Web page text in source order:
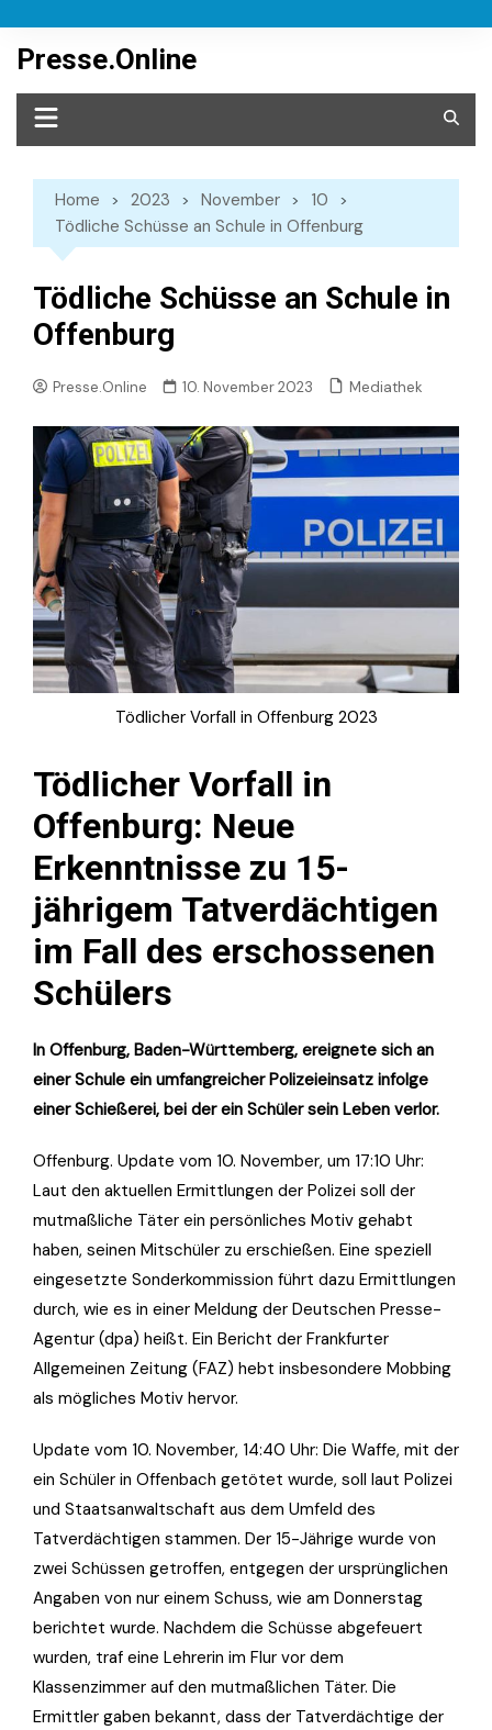
content
Presse.Online
Home 2023 November
10
Tödliche Schüsse an Schule in Offenburg
Tödliche Schüsse an Schule in
Offenburg
Presse.Online 10. November 2023 Mediathek
Tödlicher Vorfall in Offenburg 2023
Tödlicher Vorfall in
Offenburg: Neue
Erkenntnisse zu 15-
jährigem Tatverdächtigen
im Fall des erschossenen
Schülers
In Offenburg, Baden-Württemberg, ereignete sich an
einer Schule ein umfangreicher Polizeieinsatz infolge
einer Schießerei, bei der ein Schüler sein Leben verlor.
Offenburg. Update vom 10. November, um 17:10 Uhr:
Laut den aktuellen Ermittlungen der Polizei soll der
mutmaßliche Täter ein persönliches Motiv gehabt
haben, seinen Mitschüler zu erschießen. Eine speziell
eingesetzte Sonderkommission führt dazu Ermittlungen
durch, wie es in einer Meldung der Deutschen Presse-
Agentur (dpa) heißt. Ein Bericht der Frankfurter
Allgemeinen Zeitung (FAZ) hebt insbesondere Mobbing
als mögliches Motiv hervor.
Update vom 10. November, 14:40 Uhr: Die Waffe, mit der
ein Schüler in Offenbach getötet wurde, soll laut Polizei
und Staatsanwaltschaft aus dem Umfeld des
Tatverdächtigen stammen. Der 15-Jährige wurde von
zwei Schüssen getroffen, entgegen der ursprünglichen
Angaben von nur einem Schuss, wie am Donnerstag
berichtet wurde. Nachdem die Schüsse abgefeuert
wurden, traf eine Lehrerin im Flur vor dem
Klassenzimmer auf den mutmaßlichen Täter. Die
Ermittler gaben bekannt, dass der Tatverdächtige der